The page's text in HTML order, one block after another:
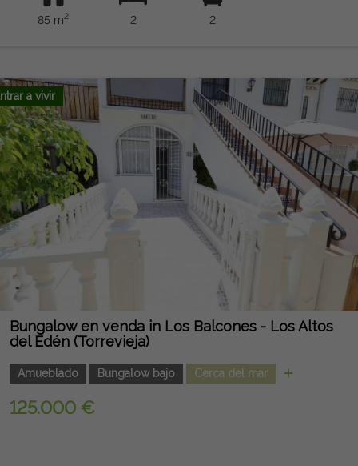
85 m2 2 2
a vivir
Bungalow en venda in Los Balcones - Los Altos
del Edén (Torrevieja)
Amueblado Bungalow bajo Cerca del mar
125.000 €